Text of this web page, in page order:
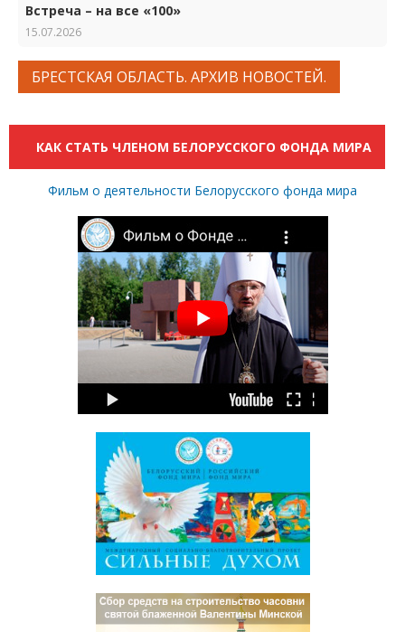
Встреча – на все «100»
15.07.2026
БРЕСТСКАЯ ОБЛАСТЬ. АРХИВ НОВОСТЕЙ.
КАК СТАТЬ ЧЛЕНОМ БЕЛОРУССКОГО ФОНДА МИРА
Фильм о деятельности Белорусского фонда мира